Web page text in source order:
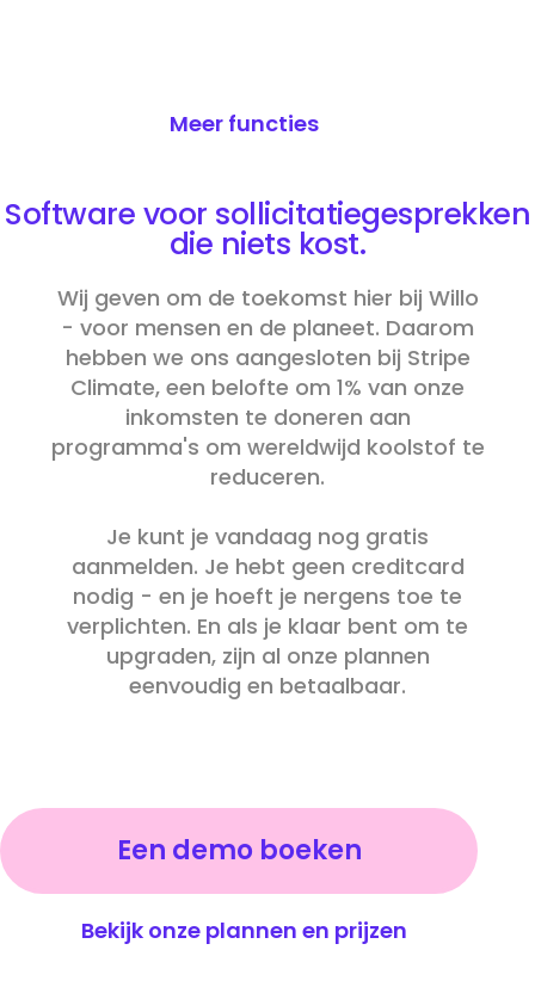
Meer functies
Software voor sollicitatiegesprekken
die niets kost.
Wij geven om de toekomst hier bij Willo
- voor mensen en de planeet. Daarom
hebben we ons aangesloten bij Stripe
Climate, een belofte om 1% van onze
inkomsten te doneren aan
programma's om wereldwijd koolstof te
reduceren.
Je kunt je vandaag nog gratis
aanmelden. Je hebt geen creditcard
nodig - en je hoeft je nergens toe te
verplichten. En als je klaar bent om te
upgraden, zijn al onze plannen
eenvoudig en betaalbaar.
Een demo boeken
Bekijk onze plannen en prijzen